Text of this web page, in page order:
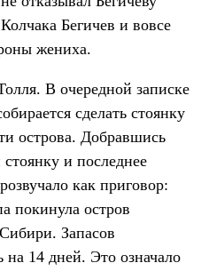
Бегичев и вовсе
жениха.
В очередной записке
сделать стоянку
острова. Добравшись
и последнее
как приговор:
покинула остров
Запасов
на 14 дней. Это означало